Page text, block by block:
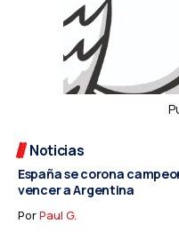
Noticias
España se corona
vencer a Argentina
PorPaul G.